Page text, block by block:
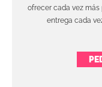
ofrecer cada vez
entrega cada